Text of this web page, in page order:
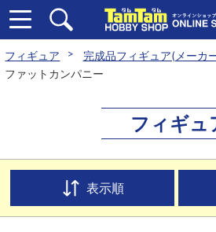
フィギュア
完成品フィギュア(メーカ
ファットカンパニー
フィギュ
表示順